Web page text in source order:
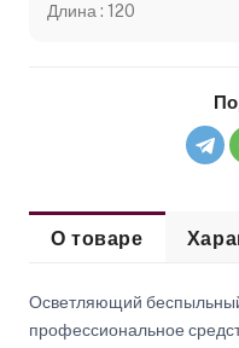
Длина : 120
О товаре
Осветляющий
профессиональное